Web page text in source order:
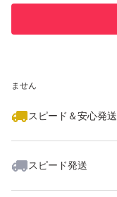
ません
スピード＆安心発送
スピード発送